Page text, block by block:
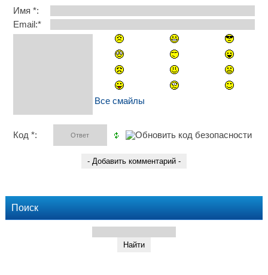
Имя *:
Email:*
Все смайлы
Код *:
Поиск